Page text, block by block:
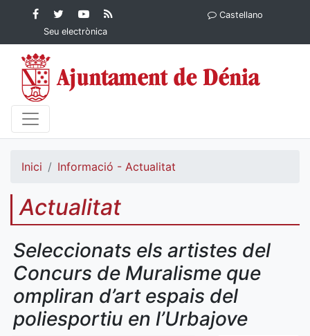
Contingut principalFacebook
Ajuntament de Dénia
Twitter
Ajuntament de
Dénia
YouTube
Ajuntament
de Dénia
Ajuntament
Seu electrònica
Castellano
Inici Informació - Actualitat
Actualitat
Seleccionats els artistes del
Concurs de Muralisme que
ompliran d’art espais del
poliesportiu en l’Urbajove